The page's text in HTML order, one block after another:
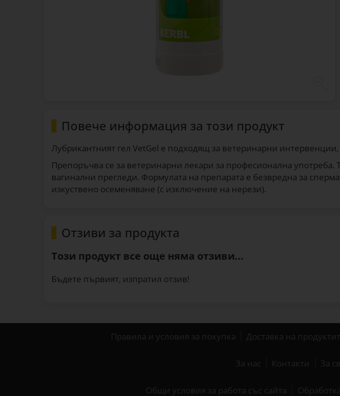
Повече информация за този продукт
Лубрикантният гел VetGel е подходящ за ветеринарни
Препоръчва се за ветеринарни лекари за професионална
вагинални прегледи. Формулата на препарата е безвредна за
изкуствено осеменяване (с изключение на нерези).
Отзиви за продукта
Този продукт все още няма отзиви...
Бъдете първият, изпратил отзив!
Правила и условия за покупка Доставка на
За нас Контакти За
Общи условия за работа със сайта